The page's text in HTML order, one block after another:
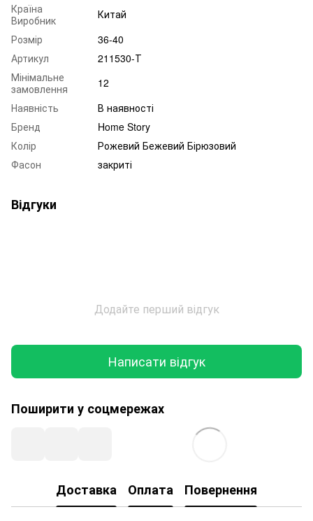
Країна
Виробник
Китай
Розмір
36-40
Артикул
211530-Т
Мінімальне
замовлення
12
Наявність
В наявності
Бренд
Home Story
Колір
Рожевий Бежевий Бірюзовий
Фасон
закриті
Відгуки
Додайте перший відгук
Написати відгук
Поширити у соцмережах
Доставка Оплата Повернення